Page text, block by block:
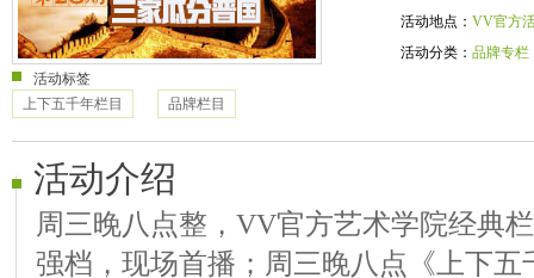
活动地点： VV官方
活动分类： 品牌专栏
活动标签
上下五千年栏目
品牌栏目
活动介绍
周三晚八点整，VV官方艺术学院经典
强档，现场首播；周三晚八点《上下五